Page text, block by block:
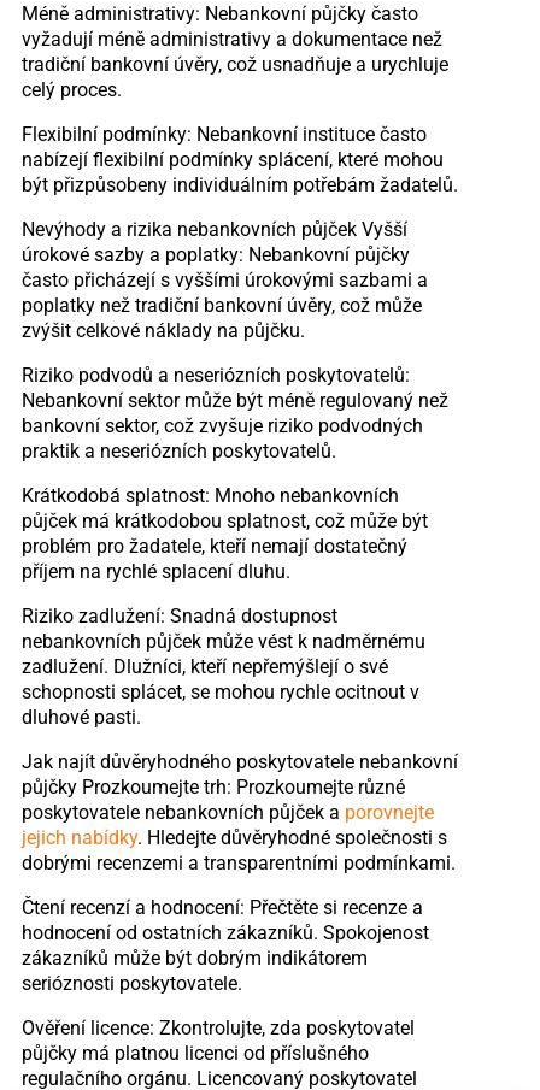
Méně administrativy: Nebankovní půjčky často
vyžadují méně administrativy a dokumentace než
tradiční bankovní úvěry, což usnadňuje a urychluje
celý proces.
Flexibilní podmínky: Nebankovní instituce často
nabízejí flexibilní podmínky splácení, které mohou
být přizpůsobeny individuálním potřebám žadatelů.
Nevýhody a rizika nebankovních půjček Vyšší
úrokové sazby a poplatky: Nebankovní půjčky
často přicházejí s vyššími úrokovými sazbami a
poplatky než tradiční bankovní úvěry, což může
zvýšit celkové náklady na půjčku.
Riziko podvodů a neseriózních poskytovatelů:
Nebankovní sektor může být méně regulovaný než
bankovní sektor, což zvyšuje riziko podvodných
praktik a neseriózních poskytovatelů.
Krátkodobá splatnost: Mnoho nebankovních
půjček má krátkodobou splatnost, což může být
problém pro žadatele, kteří nemají dostatečný
příjem na rychlé splacení dluhu.
Riziko zadlužení: Snadná dostupnost
nebankovních půjček může vést k nadměrnému
zadlužení. Dlužníci, kteří nepřemýšlejí o své
schopnosti splácet, se mohou rychle ocitnout v
dluhové pasti.
Jak najít důvěryhodného poskytovatele nebankovní
půjčky Prozkoumejte trh: Prozkoumejte různé
poskytovatele nebankovních půjček a porovnejte
jejich nabídky. Hledejte důvěryhodné společnosti s
dobrými recenzemi a transparentními podmínkami.
Čtení recenzí a hodnocení: Přečtěte si recenze a
hodnocení od ostatních zákazníků. Spokojenost
zákazníků může být dobrým indikátorem
serióznosti poskytovatele.
Ověření licence: Zkontrolujte, zda poskytovatel
půjčky má platnou licenci od příslušného
regulačního orgánu. Licencovaný poskytovatel